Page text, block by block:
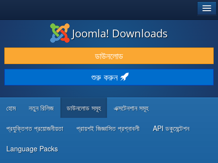
ডাউনলোড & প্রসারিত করুন
আবিষ্কার & শিখুন
কমিউনিটি & সহায়তা
Joomla! Downloads
ডাউনলোড
শুরু করুন
হোম নতুন রিলিজ ডাউনলোড সমূহ এক্সটেনশান সমূহ
প্রযুক্তিগত প্রয়োজনীয়তা প্রায়শই জিজ্ঞাসিত প্রশ্নাবলী API ডকুমেন্টেশন
Language Packs